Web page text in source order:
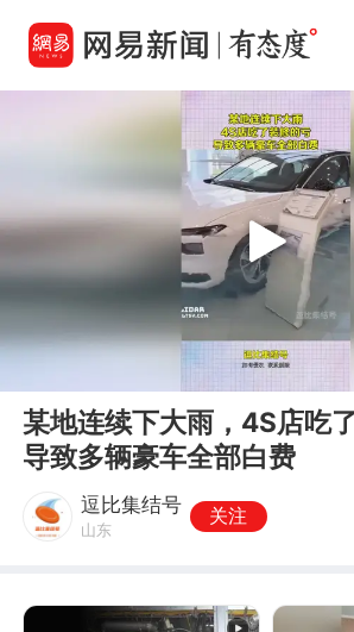
Play
某地连续下大雨，4S店吃
导致多辆豪车全部白费
逗比集结号
山东
关注